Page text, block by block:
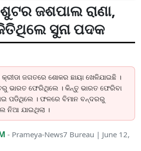
ଜଶପାଲ ରାଣା,
ସୁନା ପଦକ
ଜଗତରେ ଶୋକର ଛାୟା ଖେଳିଯାଇଛି ।
ଭାରତ ଫେରିଥିଲେ । କିନ୍ତୁ ଭାରତ ଫେରିବା
ପଡିଥିଲେ । ଫଳରେ ବିମାନ ବନ୍ଦରରୁ
ନିଆ ଯାଇଥିଲା ।
- Prameya-News7 Bureau | June 12,